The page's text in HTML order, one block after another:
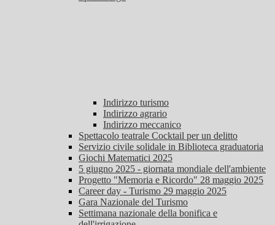
Indirizzo turismo
Indirizzo agrario
Indirizzo meccanico
Spettacolo teatrale Cocktail per un delitto
Servizio civile solidale in Biblioteca graduatoria
Giochi Matematici 2025
5 giugno 2025 - giornata mondiale dell'ambiente
Progetto "Memoria e Ricordo" 28 maggio 2025
Career day - Turismo 29 maggio 2025
Gara Nazionale del Turismo
Settimana nazionale della bonifica e